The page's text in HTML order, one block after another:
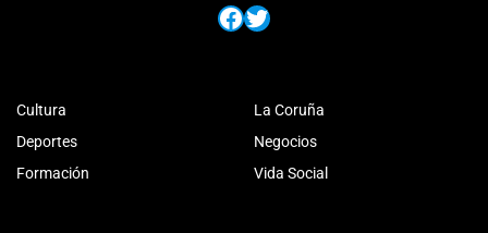
Facebook
Twitter
Cultura
Deportes
Formación
La Coruña
Negocios
Vida Social